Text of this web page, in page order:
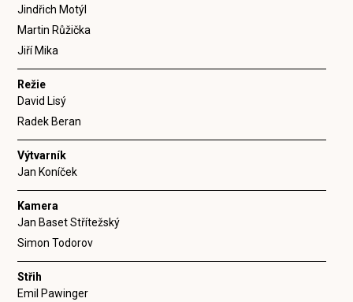
Jindřich Motýl
Martin Růžička
Jiří Mika
Režie
David Lisý
Radek Beran
Výtvarník
Jan Koníček
Kamera
Jan Baset Střítežský
Simon Todorov
Střih
Emil Pawinger